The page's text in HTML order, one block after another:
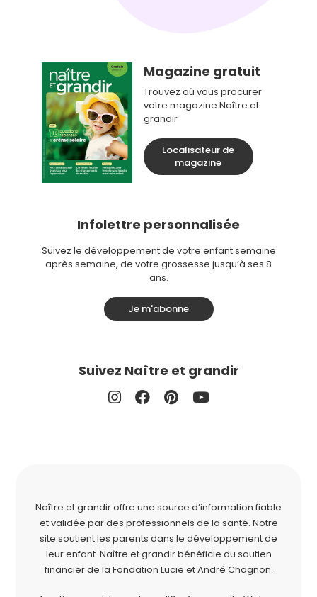
Magazine gratuit
Trouvez où vous procurer
votre magazine Naître et
grandir
Localisateur de
magazine
Infolettre personnalisée
Suivez le développement de votre enfant semaine
après semaine, de votre grossesse jusqu’à ses 8
ans.
Je m'abonne
Suivez Naître et grandir
Naître et grandir offre une source d’information fiable
et validée par des professionnels de la santé. Notre
site soutient les parents dans le développement de
leur enfant. Naître et grandir bénéficie du soutien
financier de la Fondation Lucie et André Chagnon.